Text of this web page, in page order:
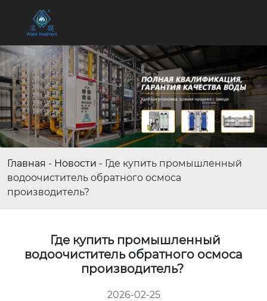
Главная - Новости - Где купить промышленный
водоочиститель обратного осмоса
производитель?
Где купить промышленный
водоочиститель обратного осмоса
производитель?
2026-02-25